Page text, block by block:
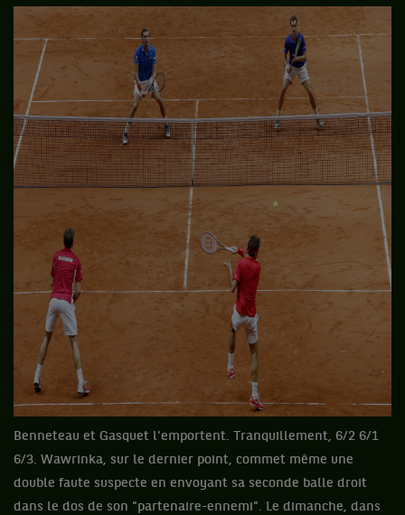
Benneteau et Gasquet l'emportent. Tranquillement, 6/2 6/1
6/3. Wawrinka, sur le dernier point, commet même une
double faute suspecte en envoyant sa seconde balle droit
dans le dos de son "partenaire-ennemi". Le dimanche, dans